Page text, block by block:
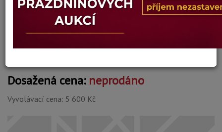
Stav: mírně poškozeno
16.06.2026 20:09 SELČ
Dosažená cena: neprodáno
Vyvolávací cena: 5 600 Kč